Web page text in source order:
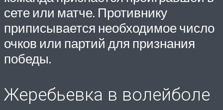
сете или матче. Противнику
приписывается необходимое число
очков или партий для признания
победы.
Жеребьевка в волейболе